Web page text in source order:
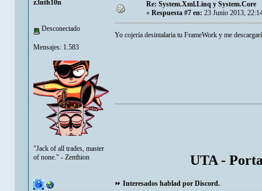
z3nth10n
Desconectado
Mensajes: 1.583
"Jack of all trades, master
of none." - Zenthion
Re: System.Xml.Linq y System.Core
« Respuesta #7 en: 23 Junio 2013,
Yo cojería desintalaria tu FrameWork y me
UTA -
⏩ Interesados hablad por Discord.